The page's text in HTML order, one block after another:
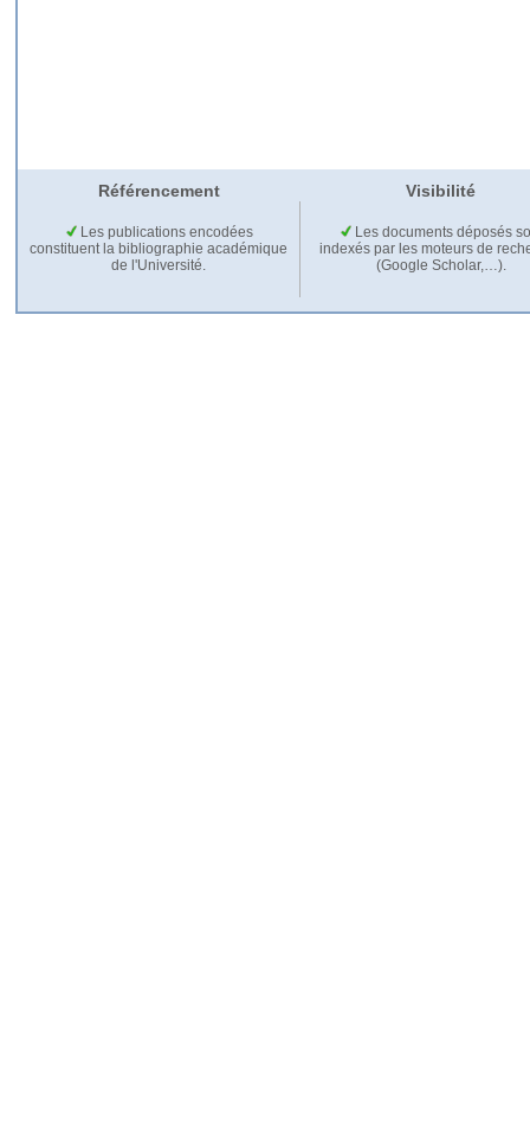
Référencement Visibilité
Les publications encodées
constituent la bibliographie académique
de l'Université.
Les documents déposés
indexés par les moteurs de
(Google Scholar,…).